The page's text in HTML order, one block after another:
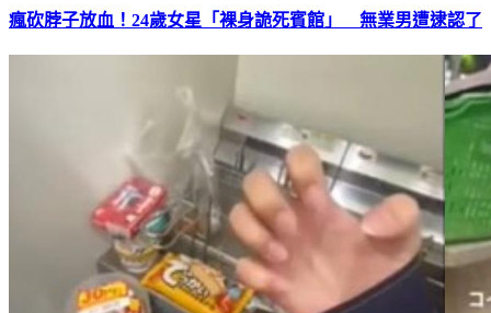
瘋砍脖子放血！24歲女星「裸身詭死賓館」 無業男遭逮認了